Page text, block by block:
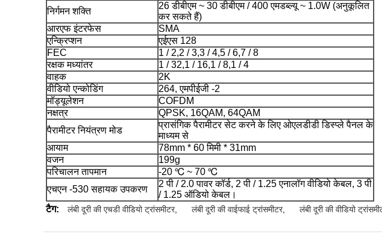
निर्गमन शक्ति
26 डीबीएम ~ 30 डीबीएम / 400 एमडब्ल्यू ~ 1.0W (अनुकूलित
कर सकते हैं)
आरएफ इंटरफेस
SMA
एन्क्रिप्शन
एईएस 128
FEC
1 / 2,2 / 3,3 / 4,5 / 6,7 / 8
रक्षक मध्यांतर
1 / 32,1 / 16,1 / 8,1 / 4
वाहक
2K
वीडियो एन्कोडिंग
264, एमपीईजी -2
मॉड्यूलेशन
COFDM
नक्षत्र
QPSK, 16QAM, 64QAM
पैरामीटर नियंत्रण मोड
प्रासंगिक पैरामीटर सेट करने के लिए ओएलडीडी डिस्प्ले पैनल के
माध्यम से
आयाम
78mm * 60 मिमी * 31mm
वजन
199g
परिचालन तापमान
-20 ℃ ~ 70 ℃
एचएन -530 सहायक उपकरण
2 पी / 2.0 पावर कॉर्ड, 2 पी / 1.25 एनालॉग वीडियो केबल, 3 पी
/ 1.25 ऑडियो केबल।
टैग:
लंबी दूरी की एचडी वीडियो ट्रांसमीटर, लंबी दूरी की वाईफाई ट्रांसमीटर, लंबी दूरी की वीडियो